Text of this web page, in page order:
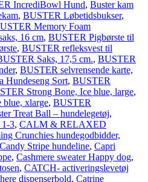
IncrediBowl Hund, Buster kam
, BUSTER Løbetidsbukser,
Memory Foam
16 cm, BUSTER Pigbørste til
, BUSTER refleksvest til
Saks, 17,5 cm., BUSTER
, BUSTER selvrensende karte,
Hundeseng Sort, BUSTER
Strong Bone, Ice blue, large,
blue, xlarge, BUSTER
Treat Ball – hundelegetøj,
3, CALM & RELAXED
Crunchies hundegodbidder,
Candy Stripe hundeline, Capri
, Cashmere sweater Happy dog,
, CATCH- activeringslevetøj
dispenserbold, Catrine